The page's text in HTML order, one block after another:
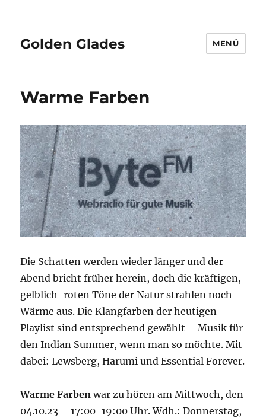
Golden Glades MENÜ
Warme Farben
Die Schatten werden wieder länger und der
Abend bricht früher herein, doch die kräftigen,
gelblich-roten Töne der Natur strahlen noch
Wärme aus. Die Klangfarben der heutigen
Playlist sind entsprechend gewählt – Musik für
den Indian Summer, wenn man so möchte. Mit
dabei: Lewsberg, Harumi und Essential Forever.
Warme Farbenwar zu hören am Mittwoch, den
04.10.23 – 17:00-19:00 Uhr. Wdh.: Donnerstag,